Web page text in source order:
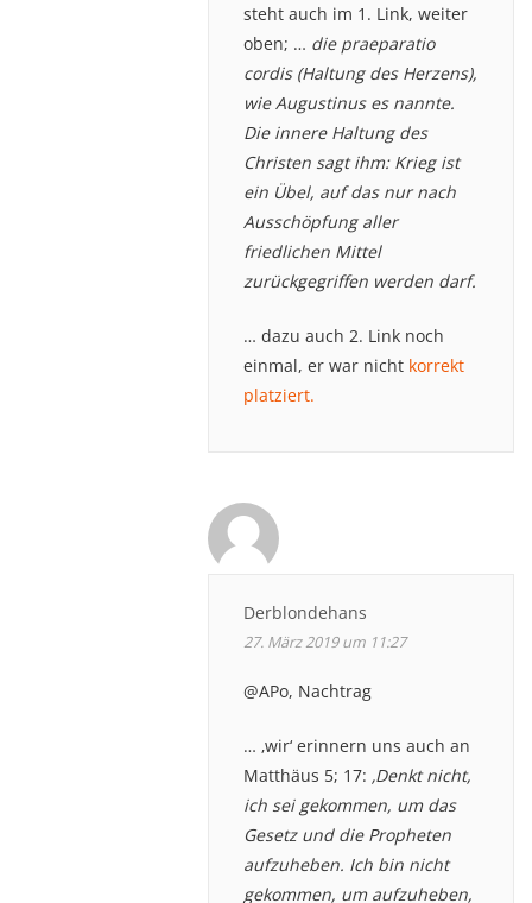
steht auch im 1. Link, weiter
oben; … die praeparatio
cordis (Haltung des Herzens),
wie Augustinus es nannte.
Die innere Haltung des
Christen sagt ihm: Krieg ist
ein Übel, auf das nur nach
Ausschöpfung aller
friedlichen Mittel
zurückgegriffen werden darf.
… dazu auch 2. Link noch
einmal, er war nicht korrekt
platziert.
Derblondehans
27. März 2019 um 11:27
@APo, Nachtrag
… ‚wir‘ erinnern uns auch an
Matthäus 5; 17: ‚Denkt nicht,
ich sei gekommen, um das
Gesetz und die Propheten
aufzuheben. Ich bin nicht
gekommen, um aufzuheben,